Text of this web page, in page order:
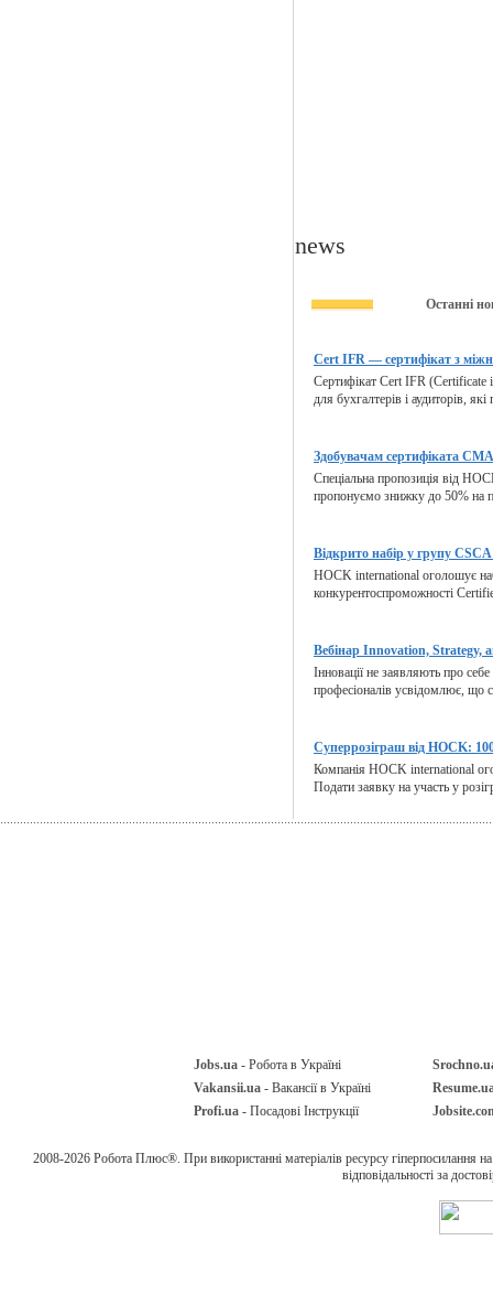
news
Останні
Cert IFR — сертифікат з
Сертифікат Cert IFR
для бухгалтерів і аудиторів,
Здобувачам сертифіката
Спеціальна пропозиція від
пропонуємо знижку до 50% на
Відкрито набір у групу
HOCK international оголошує
конкурентоспроможності
Вебінар Innovation, Strategy,
Інновації не заявляють про
професіоналів усвідомлює, що
Суперрозіграш від HOCK:
Компанія HOCK international
Подати заявку на участь у
Jobs.ua - Робота в Україні
Vakansii.ua - Вакансії в Україні
Profi.ua - Посадові Інструкції
2008-2026 Робота Плюс®. При використанні матеріалів ресурсу гіперпосилання
відповідальності за